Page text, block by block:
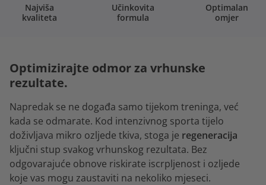
Najviša
kvaliteta
Učinkovita
formula
Optimalan
omjer
Optimizirajte odmor za vrhunske
rezultate.
Napredak se ne događa samo tijekom treninga, već
kada se odmarate. Kod intenzivnog sporta tijelo
doživljava mikro ozljede tkiva, stoga je regeneracija
ključni stup svakog vrhunskog rezultata. Bez
odgovarajuće obnove riskirate iscrpljenost i ozljede
koje vas mogu zaustaviti na nekoliko mjeseci.